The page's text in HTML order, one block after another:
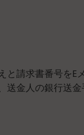
と請求書番号をE
送金人の銀行送